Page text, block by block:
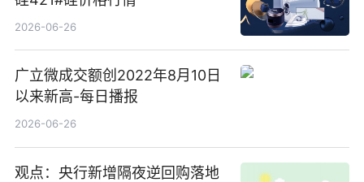
2026-06-26
广立微成交额创2022年8月10日
以来新高-每日播报
2026-06-26
观点：央行新增隔夜逆回购落地